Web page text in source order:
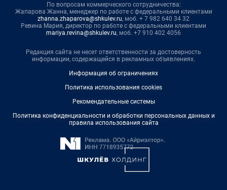
По вопросам коммерческого сотрудничества:
Жапарова Жанна, менеджер по работе с федеральными клиентами
zhanna.zhaparova@shkulev.ru, моб. + 7 982 640 34 32
Ревина Мария, директор по работе с федеральными клиентами
mariya.revina@shkulev.ru, моб. +7 910 402 4056
Редакция сайта не несет ответственности за достоверность
информации, содержащейся в рекламных объявлениях.
Информация об ограничениях
Политика использования cookies
Рекомендательные системы
Политика конфиденциальности и обработки персональных данных и
правила использования сайта